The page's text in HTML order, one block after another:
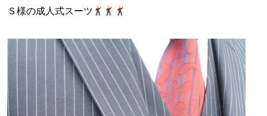
Ｓ様の成人式スーツ